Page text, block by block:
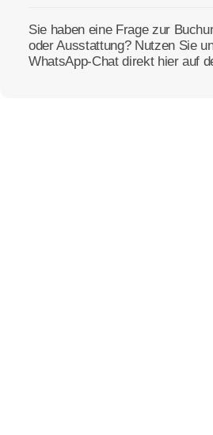
Sie haben eine Frage zur
oder Ausstattung? Nutzen Sie
WhatsApp-Chat direkt hier auf